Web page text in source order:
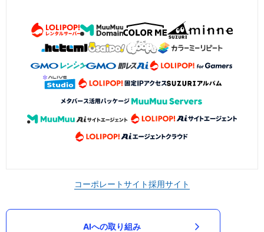
コーポレートサイト採用サイト
AIへの取り組み